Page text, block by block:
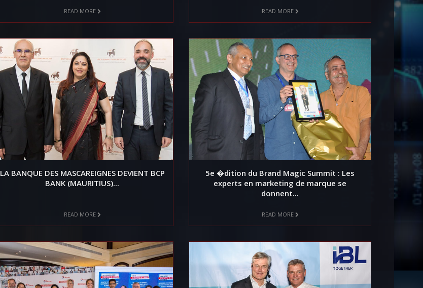
READ MORE READ MORE
LA BANQUE DES MASCAREIGNES DEVIENT BCP
BANK (MAURITIUS)...
READ MORE
5e �dition du Brand Magic Summit : Les
experts en marketing de marque se
donnent...
READ MORE